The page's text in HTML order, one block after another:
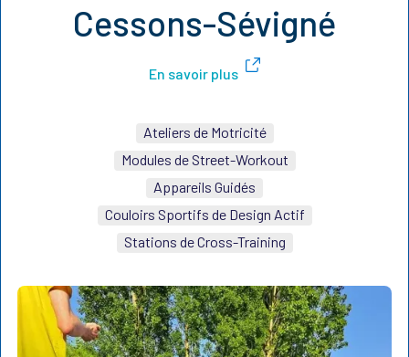
Cessons-Sévigné
En savoir plus
Ateliers de Motricité
Modules de Street-Workout
Appareils Guidés
Couloirs Sportifs de Design Actif
Stations de Cross-Training